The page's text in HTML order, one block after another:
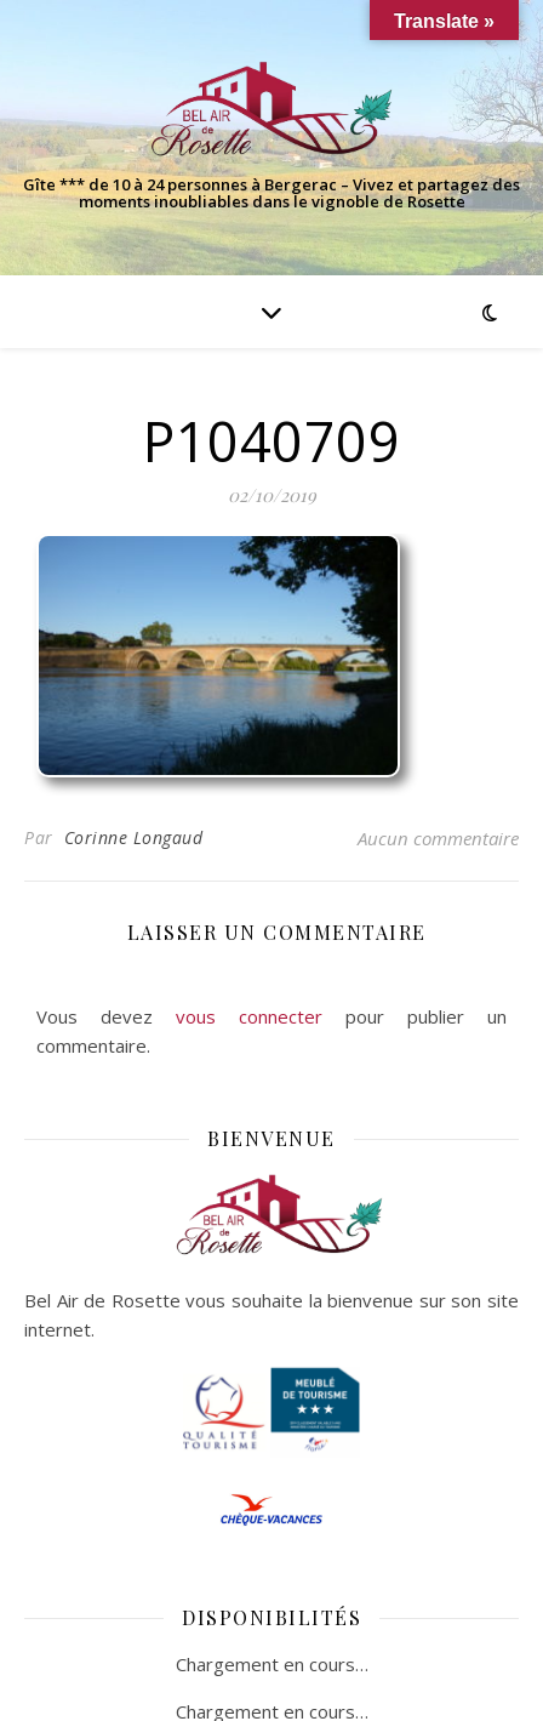
Gîte *** de 10 à 24 personnes à Bergerac – Vivez et partagez des
moments inoubliables dans le vignoble de Rosette
P1040709
02/10/2019
Par Corinne Longaud Aucun commentaire
LAISSER UN COMMENTAIRE
Vous devez vous connecter pour publier un
commentaire.
BIENVENUE
Bel Air de Rosette vous souhaite la bienvenue sur son site
internet.
DISPONIBILITÉS
Chargement en cours…
Chargement en cours…
Translate »